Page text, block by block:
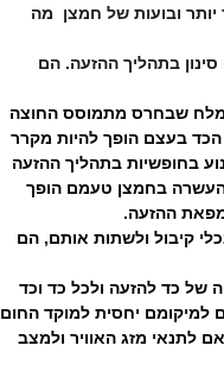
יותר ובועות של חמצן מה
בתהליך ההזעה. הם
שבחרס מתמוסס החוצה
הכד בעצם הופך להיות מקרר
בחופשיות בתהליך ההזעה
העשרה בחמצן טעמם הופך
ההזעה.
קיבול ולשתות אותם, הם
של כד להזעה ולכל כד וכד
יחסית למוקד החום
לתנאי מזג האוויר ולמצב